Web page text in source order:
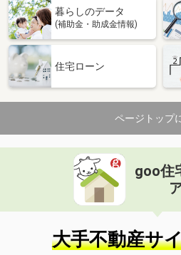
暮らしのデータ
(補助金・助成金情報)
住宅ローン
ページトップ
goo住
大手不動産サ